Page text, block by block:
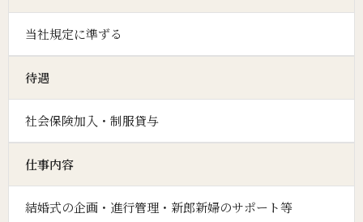
当社規定に準ずる
待遇
社会保険加入・制服貸与
仕事内容
結婚式の企画・進行管理・新郎新婦のサポート等